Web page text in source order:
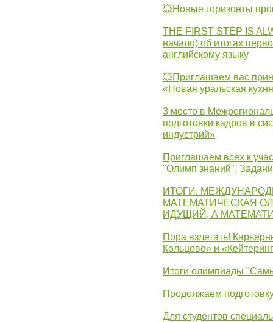
💥Новые горизонты
THE FIRST STEP IS
начало) об итогах
английскому языку
💥Приглашаем вас
«Новая уральская
3 место в
подготовки кадров в
индустрий»
Приглашаем всех к
"Олимп знаний".
ИТОГИ.
МАТЕМАТИЧЕСКАЯ
ИДУЩИЙ, А
Пора взлетать!
Кольцово» и
Итоги олимпиады
Продолжаем
Для студентов